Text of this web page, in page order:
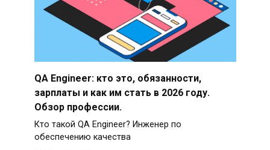
QA Engineer: кто это, обязанности,
зарплаты и как им стать в 2026 году.
Обзор профессии.
Кто такой QA Engineer? Инженер по
обеспечению качества